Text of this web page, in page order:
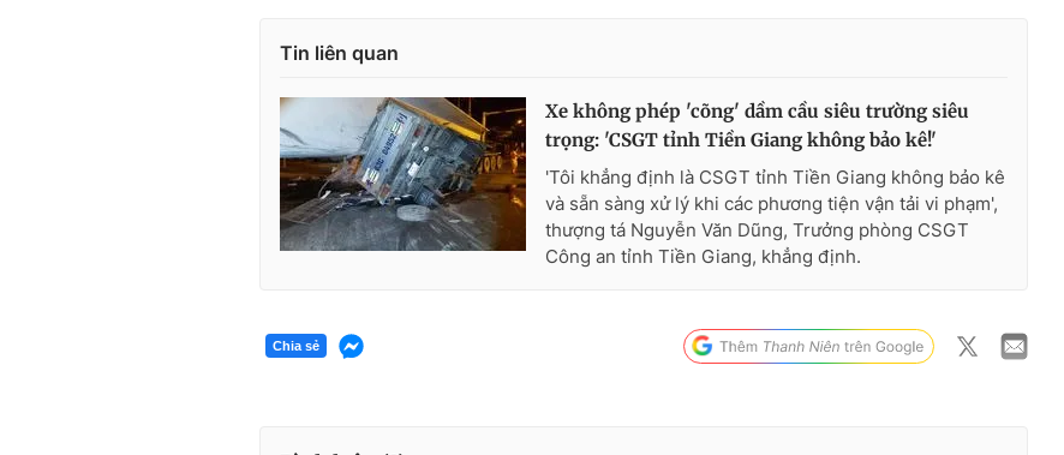
Tin liên quan
Xe không phép 'cõng' dầm cầu siêu trường siêu
trọng: 'CSGT tỉnh Tiền Giang không bảo kê!'
'Tôi khẳng định là CSGT tỉnh Tiền Giang không bảo kê
và sẵn sàng xử lý khi các phương tiện vận tải vi phạm',
thượng tá Nguyễn Văn Dũng, Trưởng phòng CSGT
Công an tỉnh Tiền Giang, khẳng định.
Chia sẻ